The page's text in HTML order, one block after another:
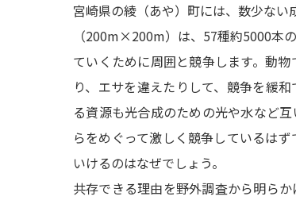
宮崎県の綾（あや）町には、数少な
（200m×200m）は、57種約5000本
ていくために周囲と競争します。動
り、エサを違えたりして、競争を緩
る資源も光合成のための光や水など
らをめぐって激しく競争しているは
いけるのはなぜでしょう。
共存できる理由を野外調査から明ら